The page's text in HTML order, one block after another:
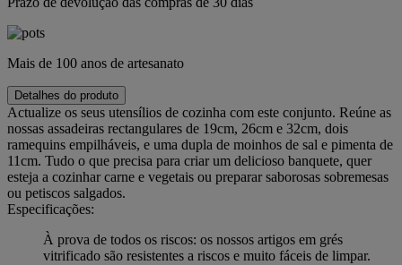
Mais de 100 anos de artesanato
Detalhes do produto
Actualize os seus utensílios de cozinha com este conjunto. Reúne as
nossas assadeiras rectangulares de 19cm, 26cm e 32cm, dois
ramequins empilháveis, e uma dupla de moinhos de sal e pimenta de
11cm. Tudo o que precisa para criar um delicioso banquete, quer
esteja a cozinhar carne e vegetais ou preparar saborosas sobremesas
ou petiscos salgados.
Especificações:
À prova de todos os riscos: os nossos artigos em grés
vitrificado são resistentes a riscos e muito fáceis de limpar.